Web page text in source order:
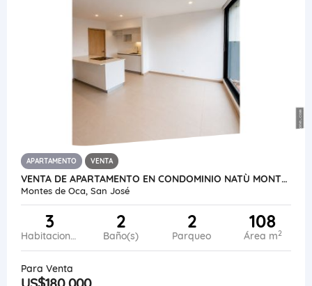
APARTAMENTO VENTA
VENTA DE APARTAMENTO EN CONDOMINIO NATÙ MONTES DE OCA, SAN RAFAEL
Montes de Oca, San José
3
Habitaciones
2
Baño(s)
2
Parqueo
108
Área m2
Para Venta